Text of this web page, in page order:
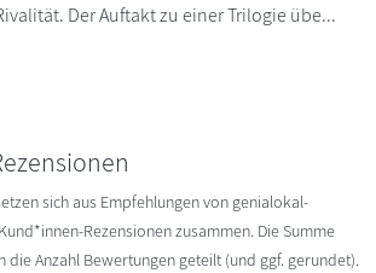
Der Auftakt zu einer Trilogie übe...
sich aus Empfehlungen von genialokal-
Rezensionen zusammen. Die Summe
Anzahl Bewertungen geteilt (und ggf. gerundet).